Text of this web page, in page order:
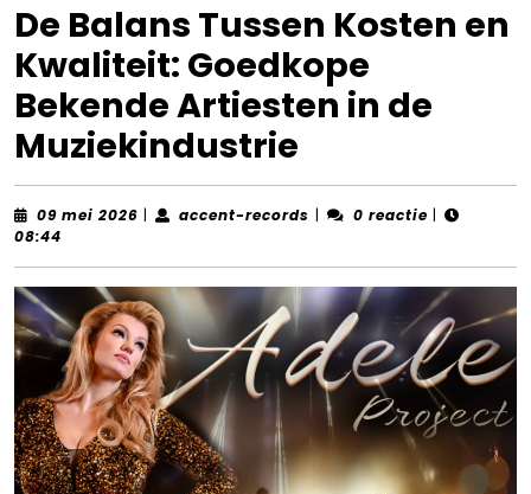
De Balans Tussen Kosten en
Kwaliteit: Goedkope
Bekende Artiesten in de
Muziekindustrie
09 mei 2026 09
| accent-records accent-
| 0 reactie |
08:44